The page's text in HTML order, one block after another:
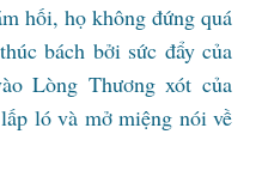
hối, họ không đứng quá
bách bởi sức đẩy của
Lòng Thương xót của
ló và mở miệng nói về